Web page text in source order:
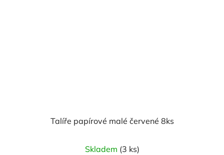
Talíře papírové malé červené 8ks
Skladem (3 ks)